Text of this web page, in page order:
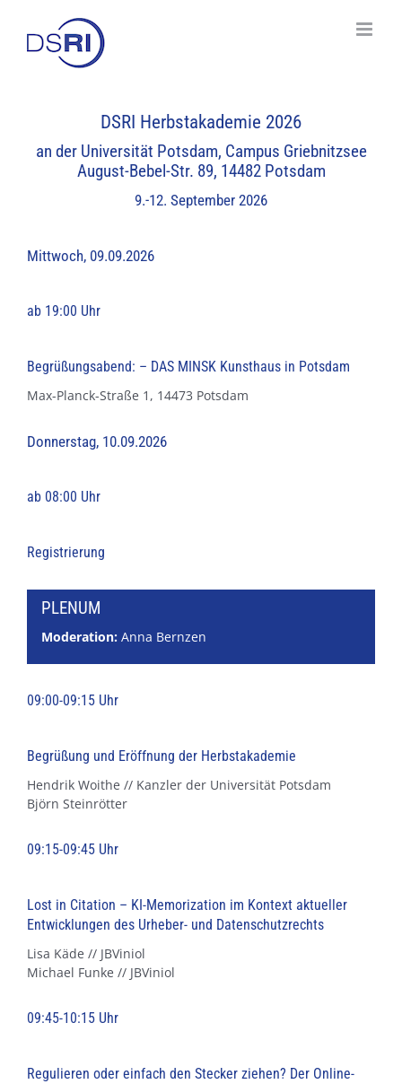
content
DSRI Herbstakademie 2026
an der Universität Potsdam, Campus Griebnitzsee
August-Bebel-Str. 89, 14482 Potsdam
9.-12. September 2026
Mittwoch, 09.09.2026
ab 19:00 Uhr
Begrüßungsabend: – DAS MINSK Kunsthaus in Potsdam
Max-Planck-Straße 1, 14473 Potsdam
Donnerstag, 10.09.2026
ab 08:00 Uhr
Registrierung
PLENUM
Moderation:Anna Bernzen
09:00-09:15 Uhr
Begrüßung und Eröffnung der Herbstakademie
Hendrik Woithe // Kanzler der Universität Potsdam
Björn Steinrötter
09:15-09:45 Uhr
Lost in Citation – KI-Memorization im Kontext aktueller
Entwicklungen des Urheber- und Datenschutzrechts
Lisa Käde // JBViniol
Michael Funke // JBViniol
09:45-10:15 Uhr
Regulieren oder einfach den Stecker ziehen? Der Online-